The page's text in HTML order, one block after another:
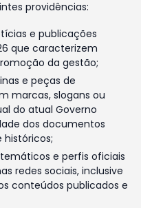
providências:
e publicações
que caracterizem
da gestão;
e peças de
marcas, slogans ou
do atual Governo
dos documentos
e perfis oficiais
redes sociais, inclusive
conteúdos publicados e